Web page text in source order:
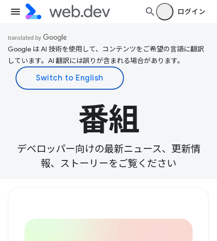
ログイン
Google は AI 技術を使用して、コンテンツをご希望の言語に翻訳
しています。AI 翻訳には誤りが含まれる場合があります。
番組
デベロッパー向けの最新ニュース、更新情
報、ストーリーをご覧ください